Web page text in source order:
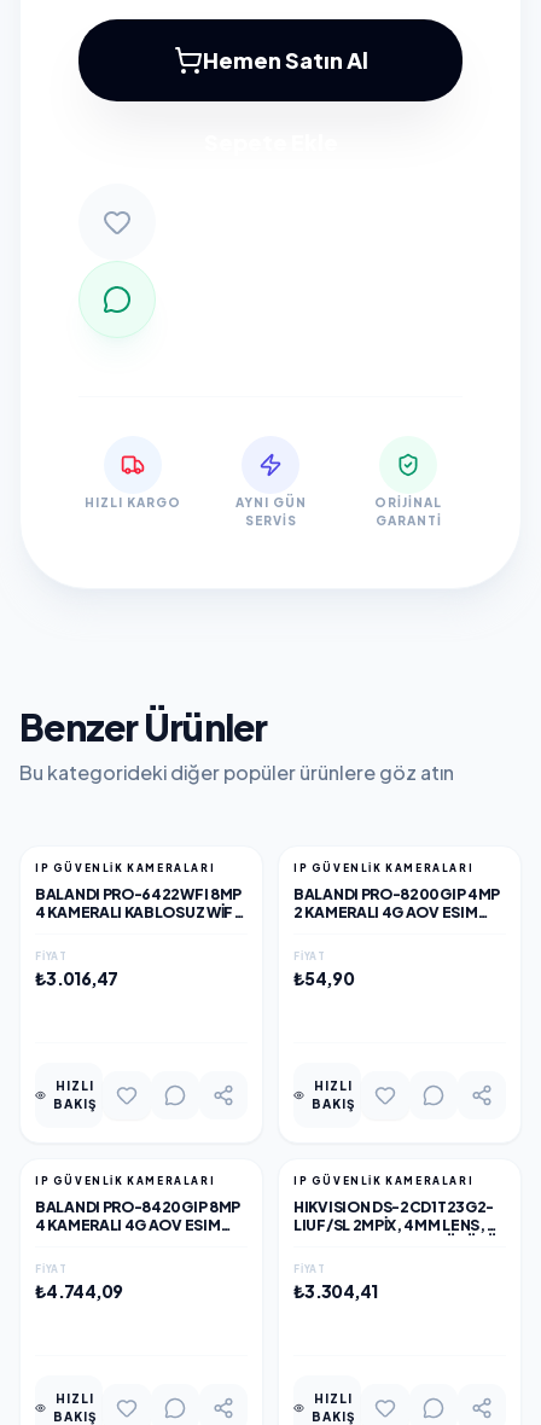
Hemen Satın Al
HIZLI KARGO
AYNI GÜN
SERVIS
ORIJINAL
GARANTI
Benzer Ürünler
Bu kategorideki diğer popüler ürünlere göz atın
IP GÜVENLİK KAMERALARI
BALANDI PRO-6422WFI 8MP
4 KAMERALI KABLOSUZ WIFI
FIYAT
₺3.016,47
HIZLI
BAKIŞ
IP GÜVENLİK KAMERALARI
BALANDI PRO-8200GIP 4MP
2 KAMERALI 4G AOV ESIM
YAZILIM
FIYAT
₺54,90
HIZLI
BAKIŞ
IP GÜVENLİK KAMERALARI
BALANDI PRO-8420GIP 8MP
4 KAMERALI 4G AOV ESIM
YAZILIM
FIYAT
₺4.744,09
HIZLI
BAKIŞ
IP GÜVENLİK KAMERALARI
HIKVISION DS-2CD1T23G2-
LIUF/SL 2MPIX, 4MM LENS,
HYBRID LIGHT, SD
POE, BULLET IP KAMERA
FIYAT
₺3.304,41
HIZLI
BAKIŞ